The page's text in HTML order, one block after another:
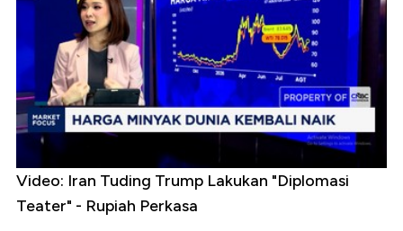
Video: Iran Tuding Trump Lakukan "Diplomasi
Teater" - Rupiah Perkasa